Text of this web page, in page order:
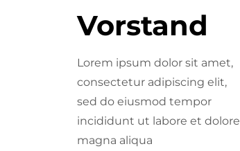
Vorstand
Lorem ipsum dolor sit amet,
consectetur adipiscing elit,
sed do eiusmod tempor
incididunt ut labore et dolore
magna aliqua